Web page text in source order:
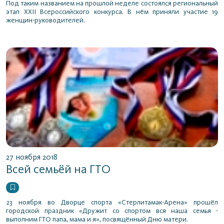
Под таким названием на прошлой неделе состоялся региональный
этап XXII Всероссийского конкурса. В нём приняли участие 19
женщин-руководителей.
27 ноября 2018
Всей семьёй на ГТО
23 ноября во Дворце спорта «Стерлитамак-Арена» прошёл
городской праздник «Дружит со спортом вся наша семья -
выполним ГТО папа, мама и я», посвящённый Дню матери.